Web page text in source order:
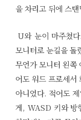
을 차리고 뒤에 스
U와 눈이 마주쳤
모니터로 눈길을
무언가 모니터 왼쪽
어도 워드 프로세서
아니었다. 적어도
게, WASD 키와 방